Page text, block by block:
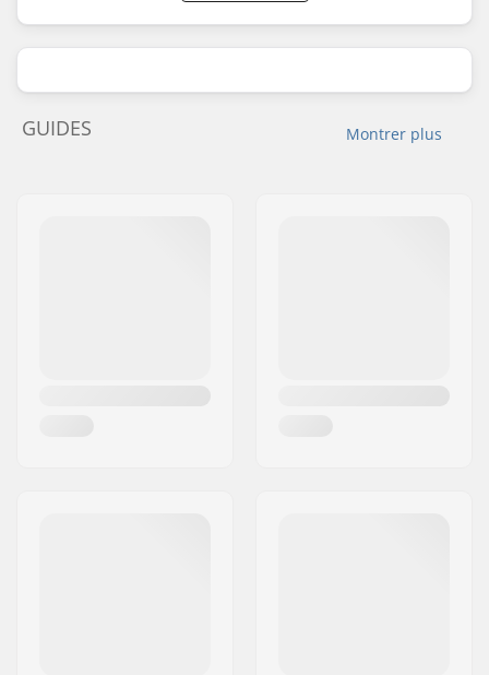
Montrer plus
GUIDES